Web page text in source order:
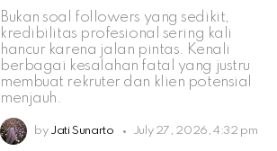
Bukan soal followers yang sedikit,
kredibilitas profesional sering kali
hancur karena jalan pintas. Kenali
berbagai kesalahan fatal yang justru
membuat rekruter dan klien potensial
menjauh.
by Jati Sunarto July 27, 2026, 4:32 pm